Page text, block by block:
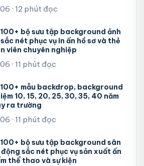
· 12 phút đọc
bộ sưu tập background ảnh
nét phục vụ in ấn hồ sơ và thẻ
viên chuyên nghiệp
· 11 phút đọc
mẫu backdrop, background
10, 15, 20, 25, 30, 35, 40 năm
ra trường
· 11 phút đọc
bộ sưu tập background sân
sắc nét phục vụ sản xuất ấn
thể thao và sự kiện